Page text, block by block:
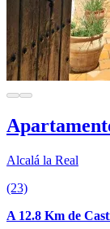
Alcalá la Real
(23)
A 12.8 Km de